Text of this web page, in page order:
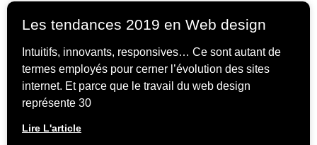
Les tendances 2019 en Web design
Intuitifs, innovants, responsives… Ce sont autant de
termes employés pour cerner l’évolution des sites
internet. Et parce que le travail du web design
représente 30
Lire L'article